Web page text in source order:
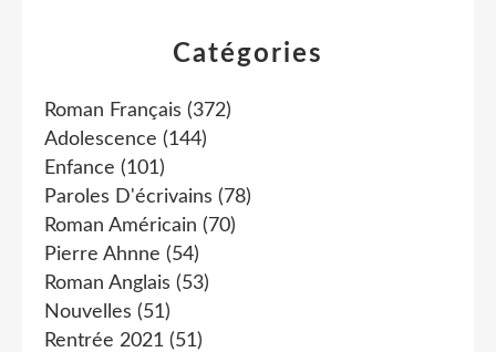
Catégories
Roman Français (372)
Adolescence (144)
Enfance (101)
Paroles D'écrivains (78)
Roman Américain (70)
Pierre Ahnne (54)
Roman Anglais (53)
Nouvelles (51)
Rentrée 2021 (51)